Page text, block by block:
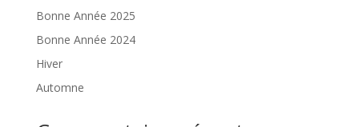
Bonne Année 2025
Bonne Année 2024
Hiver
Automne